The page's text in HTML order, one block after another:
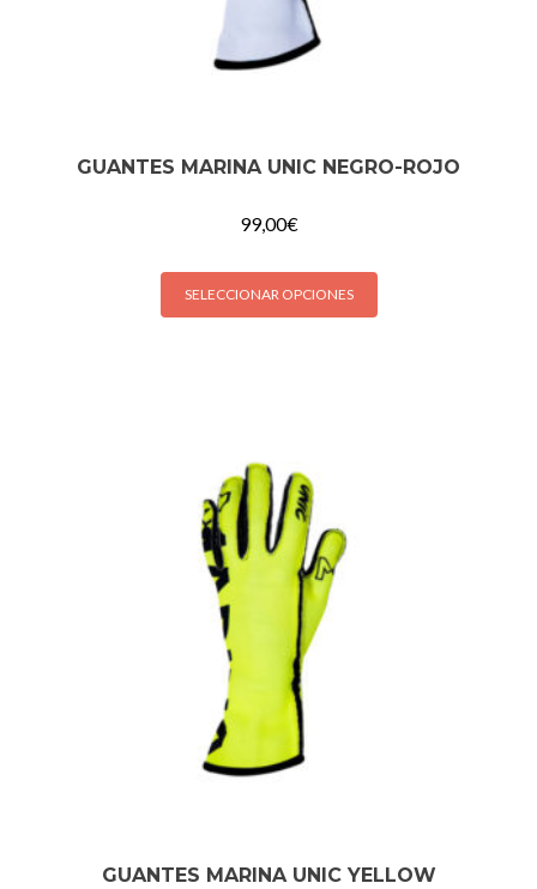
GUANTES MARINA UNIC NEGRO-ROJO
99,00€
SELECCIONAR OPCIONES
GUANTES MARINA UNIC YELLOW